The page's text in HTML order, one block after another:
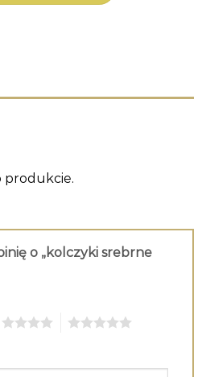
produkcie.
o „kolczyki srebrne